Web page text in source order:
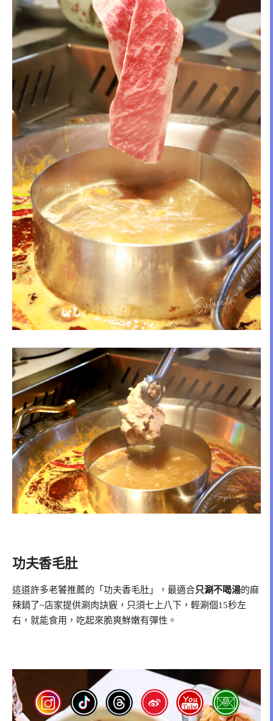
功夫香毛肚
這道許多老饕推薦的「功夫香毛肚」，最適合只涮不喝湯的麻
辣鍋了~店家提供涮肉訣竅，只須七上八下，輕涮個15秒左
右，就能食用，吃起來脆爽鮮嫩有彈性。